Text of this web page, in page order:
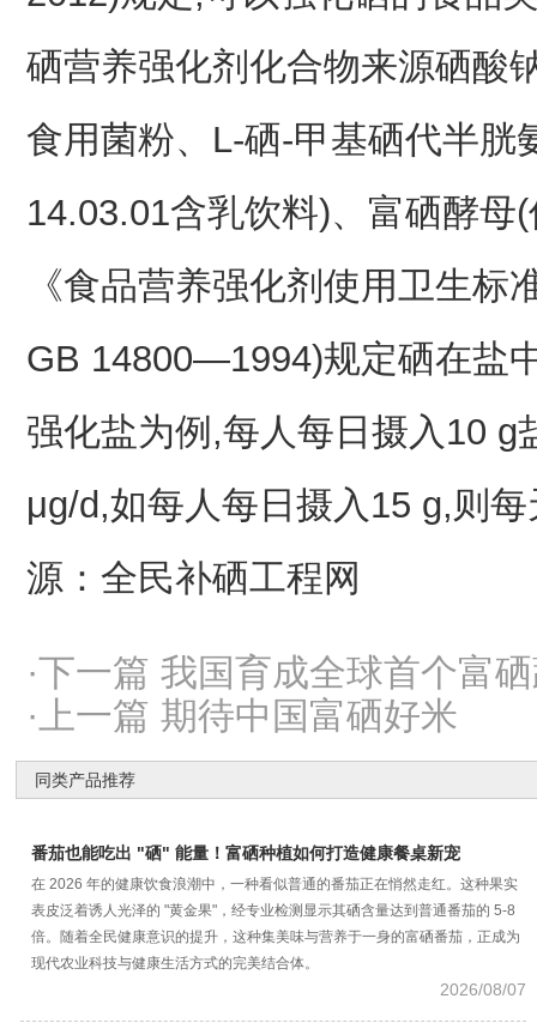
硒营养强化剂化合物来源硒酸
食用菌粉、L-硒-甲基硒代半胱
14.03.01含乳饮料)、富硒酵母
《食品营养强化剂使用卫生
GB 14800—1994)规定硒在盐
强化盐为例,每人每日摄入10 g
μg/d,如每人每日摄入15 g,则
源：全民补硒工程网
·下一篇 我国育成全球首个富
·上一篇 期待中国富硒好米
同类产品推荐
番茄也能吃出 "硒" 能量！富硒种植如何打造健康餐桌新宠
在 2026 年的健康饮食浪潮中，一种看似普通的番茄正在悄然走红。这种果实
表皮泛着诱人光泽的 "黄金果"，经专业检测显示其硒含量达到普通番茄的 5-8
倍。随着全民健康意识的提升，这种集美味与营养于一身的富硒番茄，正成为
现代农业科技与健康生活方式的完美结合体。
2026/08/07